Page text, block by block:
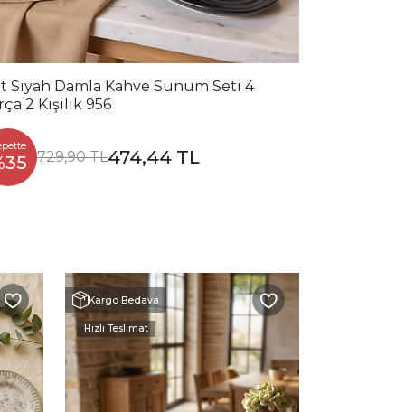
Siyah Damla Kahve Sunum Seti 4
2 Kişilik 956
729,90 TL474,44 TL
Kargo Bedava
Hızlı Teslimat